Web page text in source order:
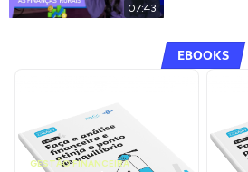
07:43
EBOOKS
GESTÃO FINANCEIRA